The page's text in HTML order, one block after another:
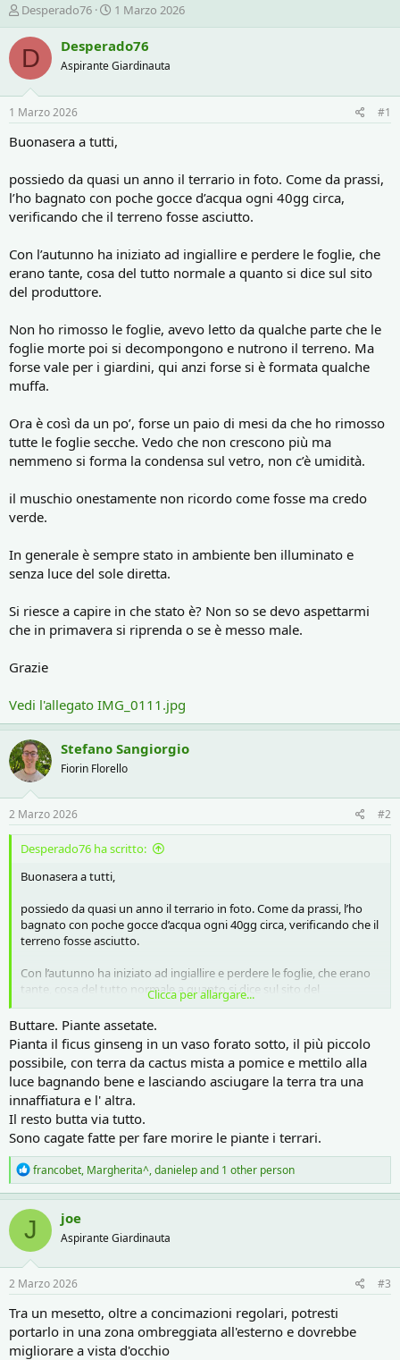
C
r
e
t
o
r
e
D
c
u
s
i
n
e
Desperado76
D
a
t
d
n
z
o
1 Marzo 2026
D Desperado76
Aspirante Giardinauta
1 Marzo 2026 #1
Buonasera a tutti,
possiedo da quasi un anno il terrario in foto. Come da prassi,
l’ho bagnato con poche gocce d’acqua ogni 40gg circa,
verificando che il terreno fosse asciutto.
Con l’autunno ha iniziato ad ingiallire e perdere le foglie, che
erano tante, cosa del tutto normale a quanto si dice sul sito
del produttore.
Non ho rimosso le foglie, avevo letto da qualche parte che le
foglie morte poi si decompongono e nutrono il terreno. Ma
forse vale per i giardini, qui anzi forse si è formata qualche
muffa.
Ora è così da un po’, forse un paio di mesi da che ho rimosso
tutte le foglie secche. Vedo che non crescono più ma
nemmeno si forma la condensa sul vetro, non c’è umidità.
il muschio onestamente non ricordo come fosse ma credo
verde.
In generale è sempre stato in ambiente ben illuminato e
senza luce del sole diretta.
Si riesce a capire in che stato è? Non so se devo aspettarmi
che in primavera si riprenda o se è messo male.
Grazie
Vedi l'allegato IMG_0111.jpg
Stefano Sangiorgio
Fiorin Florello
2 Marzo 2026 #2
Desperado76 ha scritto:
Buonasera a tutti,
possiedo da quasi un anno il terrario in foto. Come da prassi, l’ho
bagnato con poche gocce d’acqua ogni 40gg circa, verificando che il
terreno fosse asciutto.
Con l’autunno ha iniziato ad ingiallire e perdere le foglie, che erano
tante, cosa del tutto normale a quanto si dice sul sito del
produttore.
Non ho rimosso le foglie, avevo letto da qualche parte che le foglie
morte poi si decompongono e nutrono il terreno. Ma forse vale per
i giardini, qui anzi forse si è formata qualche muffa.
Ora è così da un po’, forse un paio di mesi da che ho rimosso tutte le
foglie secche. Vedo che non crescono più ma nemmeno si forma la
condensa sul vetro, non c’è umidità.
il muschio onestamente non ricordo come fosse ma credo verde.
In generale è sempre stato in ambiente ben illuminato e senza luce
del sole diretta.
Si riesce a capire in che stato è? Non so se devo aspettarmi che in
primavera si riprenda o se è messo male.
Grazie
Vedi l'allegato 816400
Clicca per allargare...
Buttare. Piante assetate.
Pianta il ficus ginseng in un vaso forato sotto, il più piccolo
possibile, con terra da cactus mista a pomice e mettilo alla
luce bagnando bene e lasciando asciugare la terra tra una
innaffiatura e l' altra.
Il resto butta via tutto.
Sono cagate fatte per fare morire le piante i terrari.
R
e
a
c
t
i
o
n
s
:
francobet, Margherita^,danielepand 1 other person
J joe
Aspirante Giardinauta
2 Marzo 2026 #3
Tra un mesetto, oltre a concimazioni regolari, potresti
portarlo in una zona ombreggiata all'esterno e dovrebbe
migliorare a vista d'occhio